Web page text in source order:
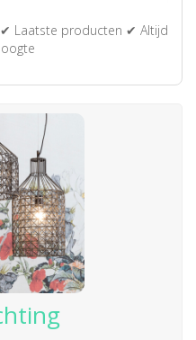
Laatste producten ✔ Altijd